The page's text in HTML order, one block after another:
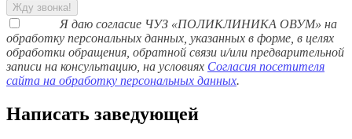
Жду звонка!
Я даю согласие ЧУЗ «ПОЛИКЛИНИКА ОВУМ» на
обработку персональных данных, указанных в форме, в целях
обработки обращения, обратной связи и/или предварительной
записи на консультацию, на условиях Согласия посетителя
сайта на обработку персональных данных.
Написать заведующей